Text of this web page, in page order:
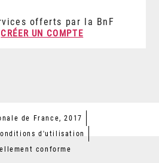
offerts par la BnF
CRÉER UN COMPTE
de France, 2017
d'utilisation
conforme